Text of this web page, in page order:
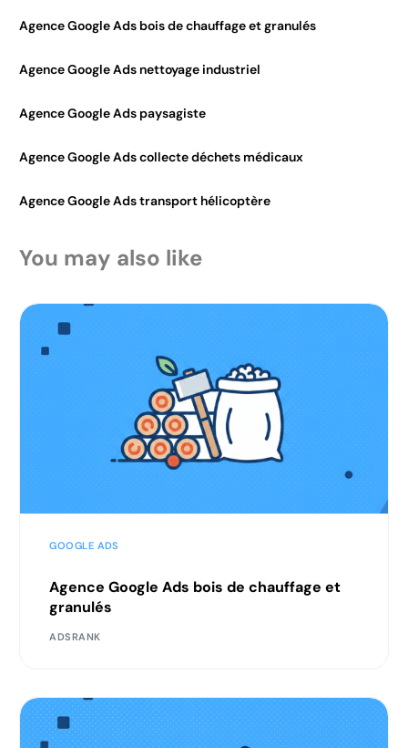
Agence Google Ads bois de chauffage et granulés
Agence Google Ads nettoyage industriel
Agence Google Ads paysagiste
Agence Google Ads collecte déchets médicaux
Agence Google Ads transport hélicoptère
You may also like
GOOGLE ADS
Agence Google Ads bois de chauffage et
granulés
ADSRANK